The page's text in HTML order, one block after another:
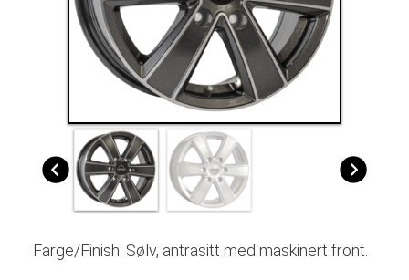
Farge/Finish: Sølv, antrasitt med maskinert front.